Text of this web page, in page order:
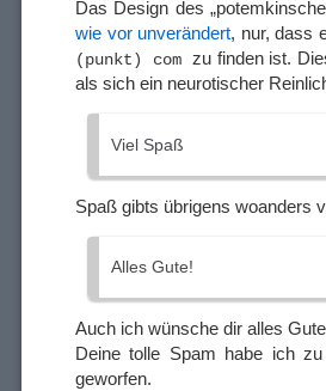
Das Design des
wie vor unverändert, nur, dass
(punkt) com zu finden ist.
als sich ein neurotischer
Viel Spaß
Spaß gibts übrigens woanders
Alles Gute!
Auch ich wünsche dir alles
Deine tolle Spam habe ich
geworfen.